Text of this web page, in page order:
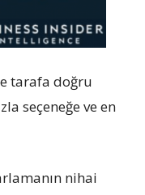
tarafa doğru
seçeneğe ve en
nihai